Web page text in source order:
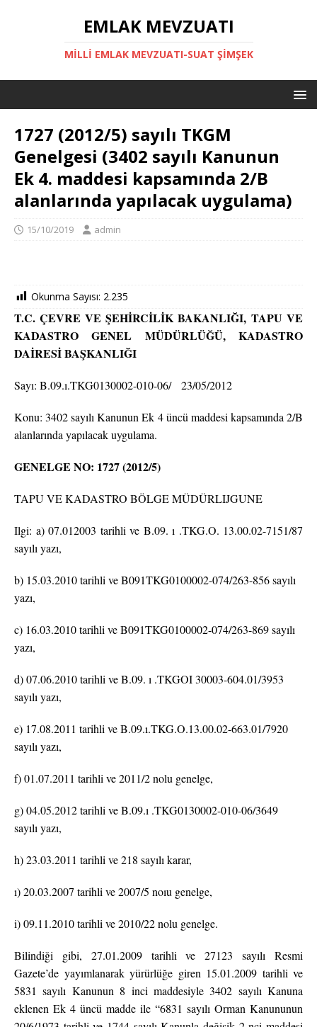
EMLAK MEVZUATI
MILLI EMLAK MEVZUATI-SUAT ŞİMŞEK
1727 (2012/5) sayılı TKGM
Genelgesi (3402 sayılı Kanunun
Ek 4. maddesi kapsamında 2/B
alanlarında yapılacak uygulama)
15/10/2019 admin
Okunma Sayısı: 2.235
T.C. ÇEVRE VE ŞEHİRCİLİK BAKANLIĞI, TAPU VE
KADASTRO GENEL MÜDÜRLÜĞÜ, KADASTRO
DAİRESİ BAŞKANLIĞI
Sayı: B.09.ı.TKG0130002-010-06/ 23/05/2012
Konu: 3402 sayılı Kanunun Ek 4 üncü maddesi kapsamında 2/B
alanlarında yapılacak uygulama.
GENELGE NO: 1727 (2012/5)
TAPU VE KADASTRO BÖLGE MÜDÜRLIJGUNE
Ilgi: a) 07.012003 tarihli ve B.09. ı .TKG.O. 13.00.02-7151/87
sayılı yazı,
b) 15.03.2010 tarihli ve B091TKG0100002-074/263-856 sayılı
yazı,
c) 16.03.2010 tarihli ve B091TKG0100002-074/263-869 sayılı
yazı,
d) 07.06.2010 tarihli ve B.09. ı .TKGOI 30003-604.01/3953
sayılı yazı,
e) 17.08.2011 tarihli ve B.09.ı.TKG.O.13.00.02-663.01/7920
sayılı yazı,
f) 01.07.2011 tarihli ve 2011/2 nolu genelge,
g) 04.05.2012 tarihli ve B.09.ı .TKG0130002-010-06/3649
sayılı yazı,
h) 23.03.2011 tarihli ve 218 sayılı karar,
ı) 20.03.2007 tarihli ve 2007/5 noıu genelge,
i) 09.11.2010 tarihli ve 2010/22 nolu genelge.
Bilindiği gibi, 27.01.2009 tarihli ve 27123 sayılı Resmi
Gazete’de yayımlanarak yürürlüğe giren 15.01.2009 tarihli ve
5831 sayılı Kanunun 8 inci maddesiyle 3402 sayılı Kanuna
eklenen Ek 4 üncü madde ile “6831 sayılı Orman Kanununun